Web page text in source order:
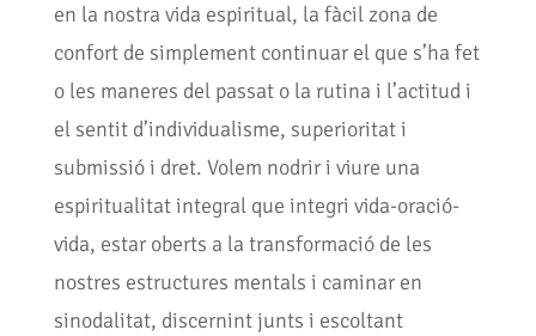
en la nostra vida espiritual, la fàcil zona de
confort de simplement continuar el que s’ha fet
o les maneres del passat o la rutina i l’actitud i
el sentit d’individualisme, superioritat i
submissió i dret. Volem nodrir i viure una
espiritualitat integral que integri vida-oració-
vida, estar oberts a la transformació de les
nostres estructures mentals i caminar en
sinodalitat, discernint junts i escoltant